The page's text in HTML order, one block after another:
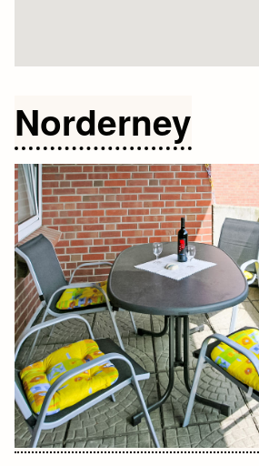
Norderney